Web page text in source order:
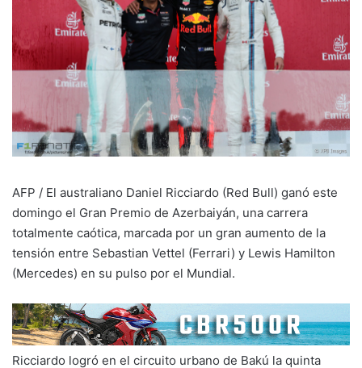
AFP / El australiano Daniel Ricciardo (Red Bull) ganó este
domingo el Gran Premio de Azerbaiyán, una carrera
totalmente caótica, marcada por un gran aumento de la
tensión entre Sebastian Vettel (Ferrari) y Lewis Hamilton
(Mercedes) en su pulso por el Mundial.
Ricciardo logró en el circuito urbano de Bakú la quinta